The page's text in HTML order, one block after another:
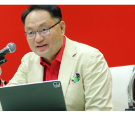
ง 2เมีย เล็ง อภิปรายซ้ำ